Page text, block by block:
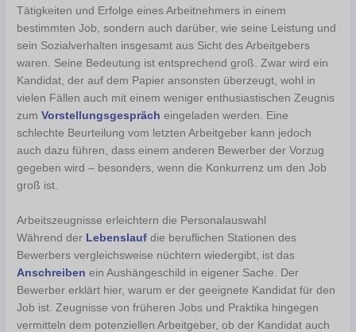
Tätigkeiten und Erfolge eines Arbeitnehmers in einem
bestimmten Job, sondern auch darüber, wie seine Leistung und
sein Sozialverhalten insgesamt aus Sicht des Arbeitgebers
waren. Seine Bedeutung ist entsprechend groß. Zwar wird ein
Kandidat, der auf dem Papier ansonsten überzeugt, wohl in
vielen Fällen auch mit einem weniger enthusiastischen Zeugnis
zumVorstellungsgespräch eingeladen werden. Eine
schlechte Beurteilung vom letzten Arbeitgeber kann jedoch
auch dazu führen, dass einem anderen Bewerber der Vorzug
gegeben wird – besonders, wenn die Konkurrenz um den Job
groß ist.
Arbeitszeugnisse erleichtern die Personalauswahl
Während der Lebenslauf die beruflichen Stationen des
Bewerbers vergleichsweise nüchtern wiedergibt, ist das
Anschreiben ein Aushängeschild in eigener Sache. Der
Bewerber erklärt hier, warum er der geeignete Kandidat für den
Job ist. Zeugnisse von früheren Jobs und Praktika hingegen
vermitteln dem potenziellen Arbeitgeber, ob der Kandidat auch